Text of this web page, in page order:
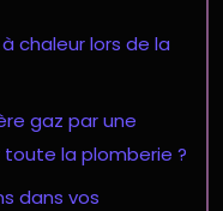
chaleur lors de la
gaz par une
la plomberie ?
dans vos